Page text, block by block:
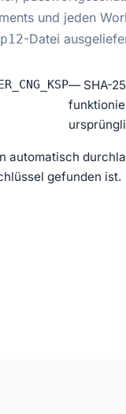
und jeden
-Datei
— SHA-
automatisch
gefunden ist.